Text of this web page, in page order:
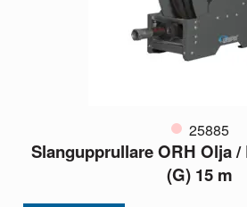
25885
Slangupprullare ORH Olja /
(G) 15 m